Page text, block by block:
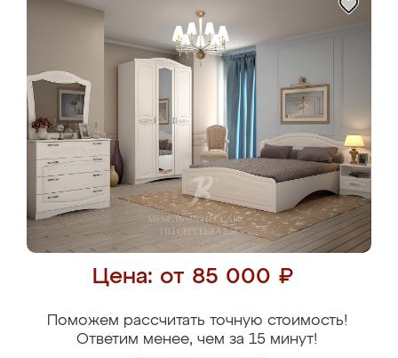
Цена: от 85 000 ₽
Поможем рассчитать точную стоимость!
Ответим менее, чем за 15 минут!